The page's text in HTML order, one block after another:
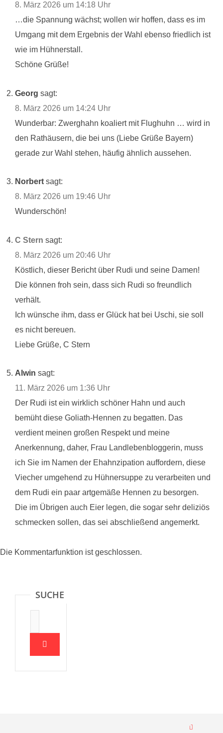
8. März 2026 um 14:18 Uhr
…die Spannung wächst; wollen wir hoffen, dass es im
Umgang mit dem Ergebnis der Wahl ebenso friedlich ist
wie im Hühnerstall.
Schöne Grüße!
Georg sagt:
8. März 2026 um 14:24 Uhr
Wunderbar: Zwerghahn koaliert mit Flughuhn … wird in
den Rathäusern, die bei uns (Liebe Grüße Bayern)
gerade zur Wahl stehen, häufig ähnlich aussehen.
Norbert sagt:
8. März 2026 um 19:46 Uhr
Wunderschön!
C Stern sagt:
8. März 2026 um 20:46 Uhr
Köstlich, dieser Bericht über Rudi und seine Damen!
Die können froh sein, dass sich Rudi so freundlich
verhält.
Ich wünsche ihm, dass er Glück hat bei Uschi, sie soll
es nicht bereuen.
Liebe Grüße, C Stern
Alwin sagt:
11. März 2026 um 1:36 Uhr
Der Rudi ist ein wirklich schöner Hahn und auch
bemüht diese Goliath-Hennen zu begatten. Das
verdient meinen großen Respekt und meine
Anerkennung, daher, Frau Landlebenbloggerin, muss
ich Sie im Namen der Ehahnzipation auffordern, diese
Viecher umgehend zu Hühnersuppe zu verarbeiten und
dem Rudi ein paar artgemäße Hennen zu besorgen.
Die im Übrigen auch Eier legen, die sogar sehr deliziös
schmecken sollen, das sei abschließend angemerkt.
Die Kommentarfunktion ist geschlossen.
SUCHE